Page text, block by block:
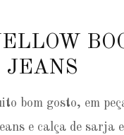
JEANS
bom gosto, em
e calça de sarja